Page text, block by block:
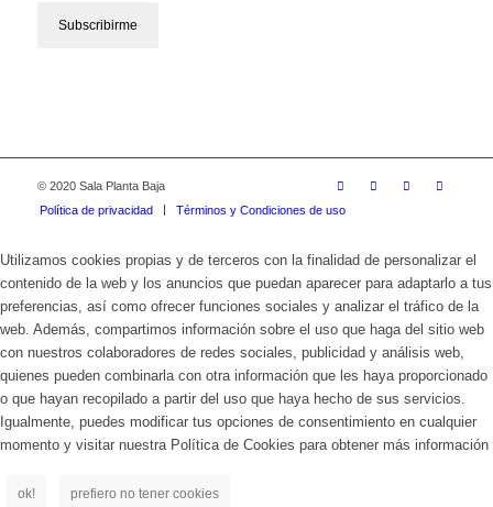
© 2020 Sala Planta Baja
Política de privacidad
Términos y Condiciones de uso
Utilizamos cookies propias y de terceros con la finalidad de personalizar el
contenido de la web y los anuncios que puedan aparecer para adaptarlo a tus
preferencias, así como ofrecer funciones sociales y analizar el tráfico de la
web. Además, compartimos información sobre el uso que haga del sitio web
con nuestros colaboradores de redes sociales, publicidad y análisis web,
quienes pueden combinarla con otra información que les haya proporcionado
o que hayan recopilado a partir del uso que haya hecho de sus servicios.
Igualmente, puedes modificar tus opciones de consentimiento en cualquier
momento y visitar nuestra Política de Cookies para obtener más información
ok! prefiero no tener cookies